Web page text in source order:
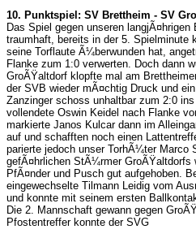
10. Punktspiel: SV Brettheim - SV
Das Spiel gegen unseren
traumhaft, bereits in der 5. Spielminute
seine Torflaute Ã¼berwunden hat,
Flanke zum 1:0 verwerten. Doch dann
GroÃŸaltdorf klopfte mal am
der SVB wieder mÃ¤chtig Druck und
Zanzinger schoss unhaltbar zum 2:0
vollendete Oswin Keidel nach Flanke
markierte Janos Kulcar dann im
auf und schafften noch einen
parierte jedoch unser TorhÃ¼ter Marco
gefÃ¤hrlichen StÃ¼rmer GroÃŸaltdorfs
PfÃ¤nder und Pusch gut aufgehoben.
eingewechselte Tilmann Leidig vom
und konnte mit seinem ersten
Die 2. Mannschaft gewann gegen
Pfostentreffer konnte der SVG